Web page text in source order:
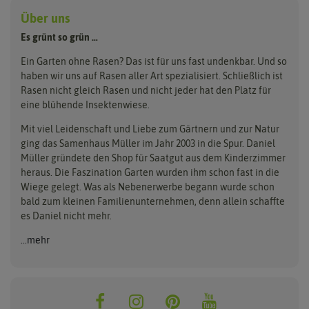
Tierrasen
Landschaftsrasen
Rasendünger
Erde
Unkrautbeseitigung
Greenfield
Grüne Oase
Hauert Manna
Kiepenkerl
Samen maier
Über uns
Es grünt so grün …
Ein Garten ohne Rasen? Das ist für uns fast undenkbar. Und so
haben wir uns auf Rasen aller Art spezialisiert. Schließlich ist
Rasen nicht gleich Rasen und nicht jeder hat den Platz für
eine blühende Insektenwiese.
Mit viel Leidenschaft und Liebe zum Gärtnern und zur Natur
ging das Samenhaus Müller im Jahr 2003 in die Spur. Daniel
Müller gründete den Shop für Saatgut aus dem Kinderzimmer
heraus. Die Faszination Garten wurden ihm schon fast in die
Wiege gelegt. Was als Nebenerwerbe begann wurde schon
bald zum kleinen Familienunternehmen, denn allein schaffte
es Daniel nicht mehr.
...mehr